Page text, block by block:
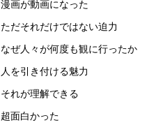
漫画が動画になった
ただそれだけではない迫力
なぜ人々が何度も観に行ったか
人を引き付ける魅力
それが理解できる
超面白かった